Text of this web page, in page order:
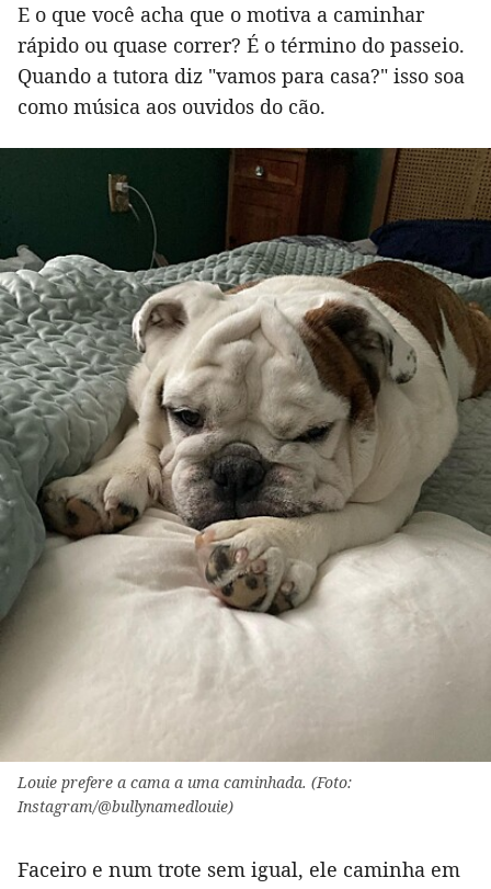
E o que você acha que o motiva a caminhar
rápido ou quase correr? É o término do passeio.
Quando a tutora diz "vamos para casa?" isso soa
como música aos ouvidos do cão.
Louie prefere a cama a uma caminhada. (Foto:
Instagram/@bullynamedlouie)
Faceiro e num trote sem igual, ele caminha em